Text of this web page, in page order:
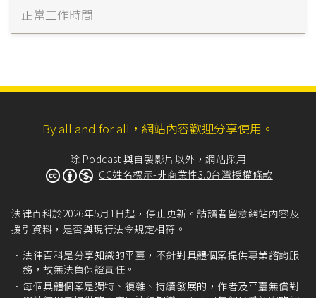
正常工作時間
By all and for all，網站內容歡迎分享使用。
除 Podcast 與自製影片以外，網站採用
CC姓名標示-非商業性3.0台灣授權條款
法律百科於2026年5月1日起，停止更新。請讀者留意網站內容及
援引資料，是否與現行法令規定相符。
法律百科是分享知識的平臺，不針對具體個案提供專業諮詢服
務，故無法負保證責任。
每個具體個案是獨特、複雜、持續發展的，作者及平臺無償對